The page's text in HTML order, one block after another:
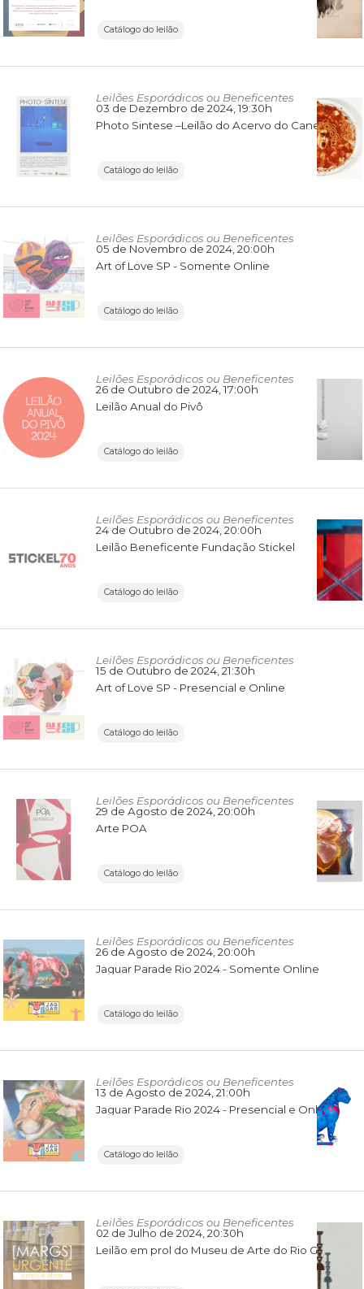
Catálogo do leilão
Leilões Esporádicos ou Beneficentes
03 de Dezembro de 2024 , 19:30h
Photo Sintese –Leilão do Acervo do Canela Instituto de Fotografia e Artes Visuais
Catálogo do leilão
Leilões Esporádicos ou Beneficentes
05 de Novembro de 2024 , 20:00h
Art of Love SP - Somente Online
Catálogo do leilão
Leilões Esporádicos ou Beneficentes
26 de Outubro de 2024 , 17:00h
Leilão Anual do Pivô
Catálogo do leilão
Leilões Esporádicos ou Beneficentes
24 de Outubro de 2024 , 20:00h
Leilão Beneficente Fundação Stickel
Catálogo do leilão
Leilões Esporádicos ou Beneficentes
15 de Outubro de 2024 , 21:30h
Art of Love SP - Presencial e Online
Catálogo do leilão
Leilões Esporádicos ou Beneficentes
29 de Agosto de 2024 , 20:00h
Arte POA
Catálogo do leilão
Leilões Esporádicos ou Beneficentes
26 de Agosto de 2024 , 20:00h
Jaguar Parade Rio 2024 - Somente Online
Catálogo do leilão
Leilões Esporádicos ou Beneficentes
13 de Agosto de 2024 , 21:00h
Jaguar Parade Rio 2024 - Presencial e Online
Catálogo do leilão
Leilões Esporádicos ou Beneficentes
02 de Julho de 2024 , 20:30h
Leilão em prol do Museu de Arte do Rio Grande do Sul